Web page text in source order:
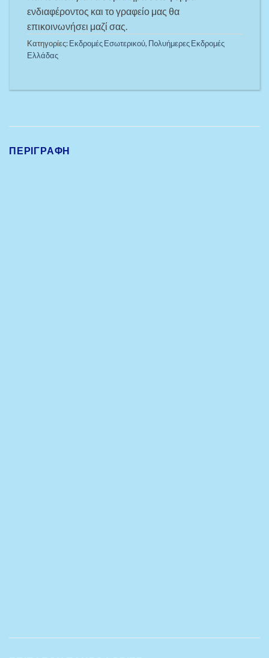
ενδιαφέροντος και το γραφείο μας θα
επικοινωνήσει μαζί σας.
Κατηγορίες:Εκδρομές Εσωτερικού, Πoλυήμερες Εκδρομές
Ελλάδας
ΠΕΡΙΓΡΑΦΉ